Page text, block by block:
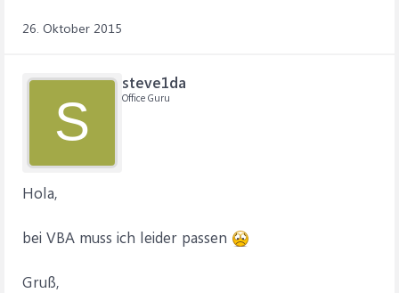
26. Oktober 2015
S
steve1da
Office Guru
Hola,
bei VBA muss ich leider passen
Gruß,